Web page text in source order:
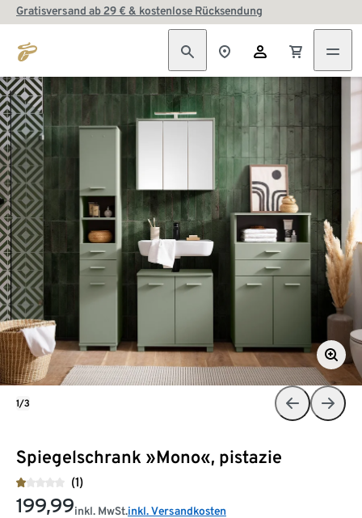
Gratisversand ab 29 € & kostenlose Rücksendung
Spiegelschrank »Mono«, pistazie
(1)
199,99inkl. MwSt.inkl. Versandkosten
1/3